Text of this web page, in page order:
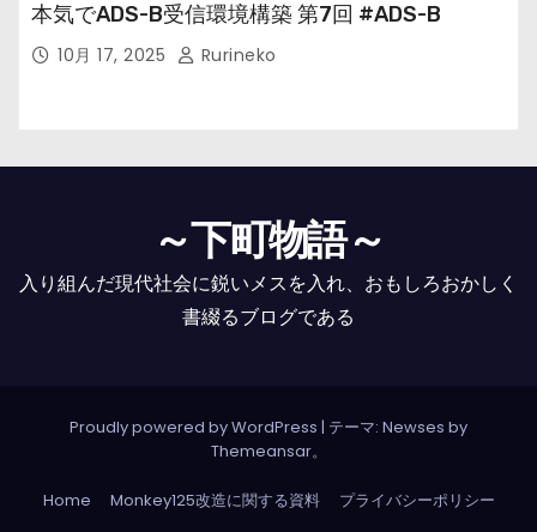
本気でADS-B受信環境構築 第7回 #ADS-B
10月 17, 2025 Rurineko
～下町物語～
入り組んだ現代社会に鋭いメスを入れ、おもしろおかしく
書綴るブログである
Proudly powered by WordPress | テーマ: Newses by
Themeansar。
Home Monkey125改造に関する資料 プライバシーポリシー